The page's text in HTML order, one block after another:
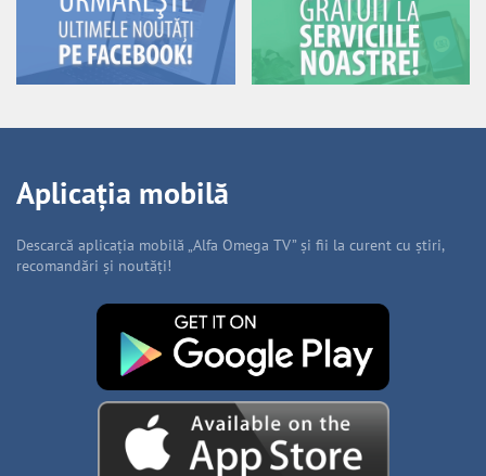
Aplicația mobilă
Descarcă aplicația mobilă „Alfa Omega TV” și fii la curent cu știri,
recomandări și noutăți!